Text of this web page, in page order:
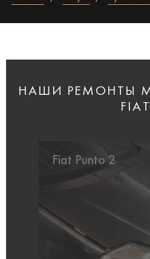
НАШИ РЕМОНТЫ
FIAT
Fiat Punto 2